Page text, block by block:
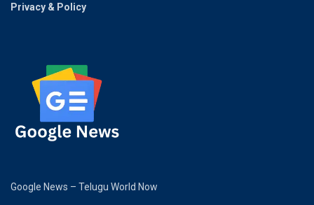
Privacy & Policy
Google News – Telugu World Now